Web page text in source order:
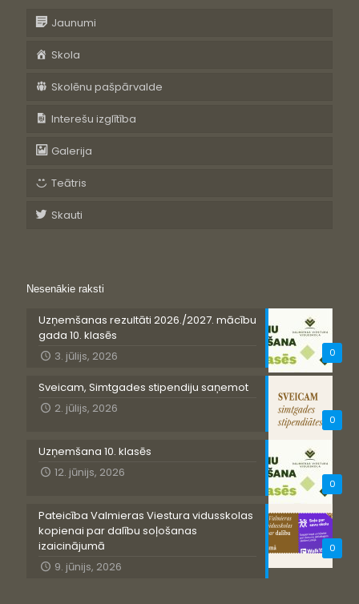
Jaunumi
Skola
Skolēnu pašpārvalde
Interešu izglītība
Galerija
Teātris
Skauti
Nesenākie raksti
0
Uzņemšanas rezultāti 2026./2027. mācību
gada 10. klasēs
3. jūlijs, 2026
0
Sveicam, Simtgades stipendiju saņemot
2. jūlijs, 2026
0
Uzņemšana 10. klasēs
12. jūnijs, 2026
0
Pateicība Valmieras Viestura vidusskolas
kopienai par dalību soļošanas
izaicinājumā
9. jūnijs, 2026